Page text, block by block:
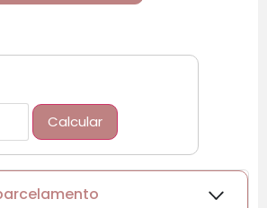
Calcular